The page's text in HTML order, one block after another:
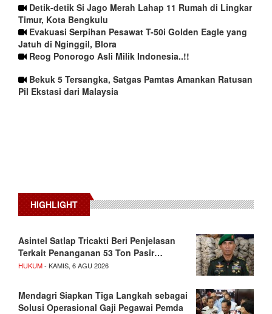
Detik-detik Si Jago Merah Lahap 11 Rumah di Lingkar
Timur, Kota Bengkulu
Evakuasi Serpihan Pesawat T-50i Golden Eagle yang
Jatuh di Nginggil, Blora
Reog Ponorogo Asli Milik Indonesia..!!
Bekuk 5 Tersangka, Satgas Pamtas Amankan Ratusan
Pil Ekstasi dari Malaysia
HIGHLIGHT
Asintel Satlap Tricakti Beri Penjelasan
Terkait Penanganan 53 Ton Pasir…
HUKUM- KAMIS, 6 AGU 2026
Mendagri Siapkan Tiga Langkah sebagai
Solusi Operasional Gaji Pegawai Pemda